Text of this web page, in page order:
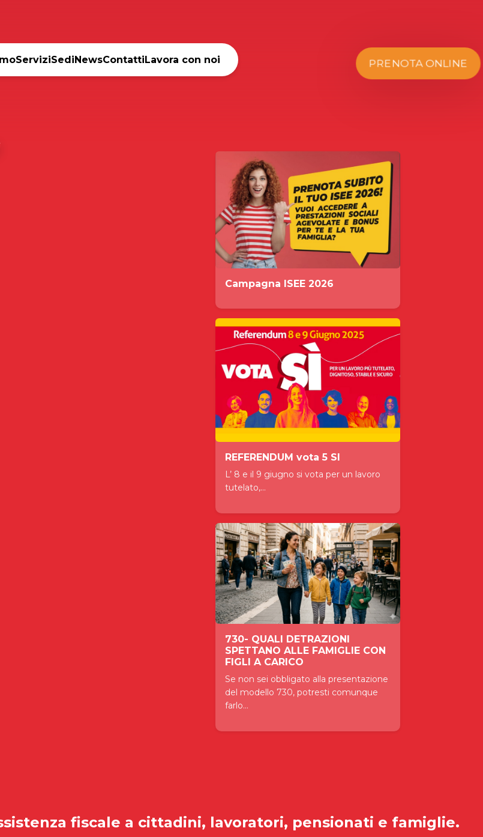
ServiziSedi NewsContatti Lavora con noi PRENOTA ONLINE
Campagna ISEE 2026
REFERENDUM vota 5 SI
L’ 8 e il 9 giugno si vota per un lavoro
tutelato,...
730- QUALI DETRAZIONI
SPETTANO ALLE FAMIGLIE CON
FIGLI A CARICO
Se non sei obbligato alla presentazione
del modello 730, potresti comunque
farlo...
fiscale a cittadini, lavoratori, pensionati e famiglie.